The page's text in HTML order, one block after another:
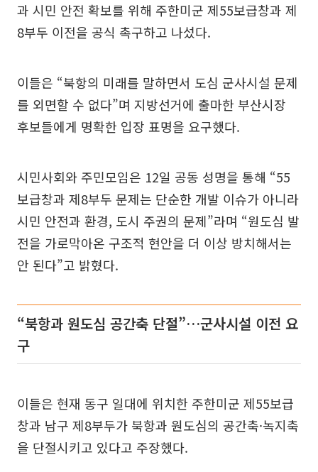
과 시민 안전 확보를 위해 주한미군 제55보급창과 제
8부두 이전을 공식 촉구하고 나섰다.
이들은 “북항의 미래를 말하면서 도심 군사시설 문제
를 외면할 수 없다”며 지방선거에 출마한 부산시장
후보들에게 명확한 입장 표명을 요구했다.
시민사회와 주민모임은 12일 공동 성명을 통해 “55
보급창과 제8부두 문제는 단순한 개발 이슈가 아니라
시민 안전과 환경, 도시 주권의 문제”라며 “원도심 발
전을 가로막아온 구조적 현안을 더 이상 방치해서는
안 된다”고 밝혔다.
“북항과 원도심 공간축 단절”…군사시설 이전 요
구
이들은 현재 동구 일대에 위치한 주한미군 제55보급
창과 남구 제8부두가 북항과 원도심의 공간축·녹지축
을 단절시키고 있다고 주장했다.